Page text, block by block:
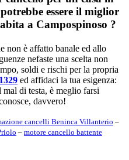
essere il miglior
a Campospinoso ?
non è affatto banale ed allo
nefaste una scelta non
soldi e rischi per la propria
ed affidaci la tua esigenza:
di testa, è meglio farsi
davvero!
cancelli Beninca Villanterio –
– motore cancello battente